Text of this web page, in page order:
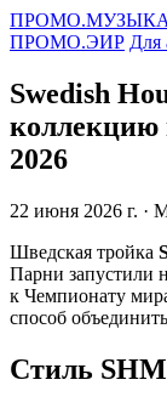
ПРОМО.МУЗЫКА
ПРОМО.ЭИР Для
Swedish
коллекцию
2026
22 июня 2026 г. ·
Шведская тройка
Парни запустили
к Чемпионату
способ
Стиль